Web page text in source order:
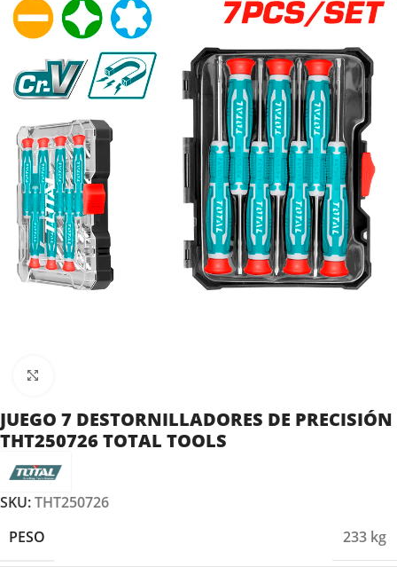
JUEGO 7 DESTORNILLADORES DE PRECISIÓN
THT250726 TOTAL TOOLS
SKU:THT250726
PESO
233 kg